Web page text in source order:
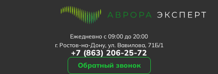
Ежедневно с 09:00 до 20:00
г. Ростов-на-Дону, ул. Вавилова, 71Б/1
+7 (863) 206-25-72
Обратный звонок